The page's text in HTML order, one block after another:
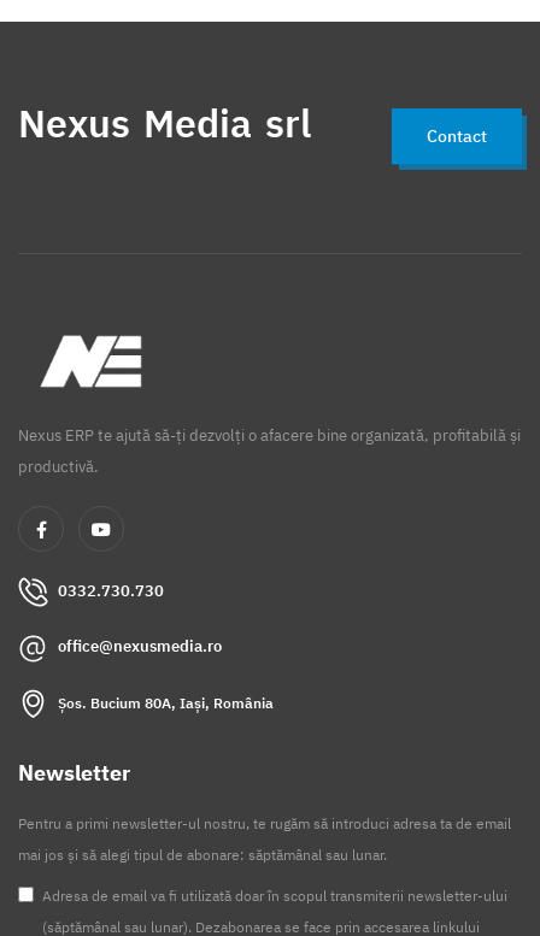
Nexus Media srl Contact
Nexus ERP te ajută să-ți dezvolți o afacere bine organizată, profitabilă și
productivă.
0332.730.730
office@nexusmedia.ro
Șos. Bucium 80A, Iași, România
Newsletter
Pentru a primi newsletter-ul nostru, te rugăm să introduci adresa ta de email
mai jos și să alegi tipul de abonare: săptămânal sau lunar.
Adresa de email va fi utilizată doar în scopul transmiterii newsletter-ului
(săptămânal sau lunar). Dezabonarea se face prin accesarea linkului